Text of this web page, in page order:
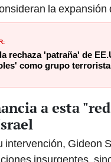
la
rechaza 'patraña' de
como grupo terrorista
a esta
intervención, Gideon
insurgentes,